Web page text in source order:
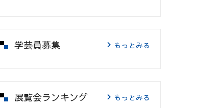
学芸員募集 もっとみる
展覧会ランキング もっとみる